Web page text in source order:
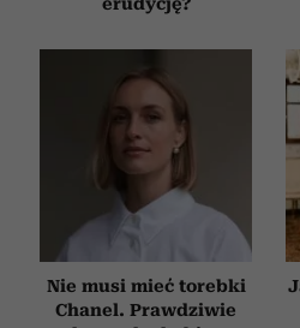
Nie musi mieć torebki
Chanel. Prawdziwie